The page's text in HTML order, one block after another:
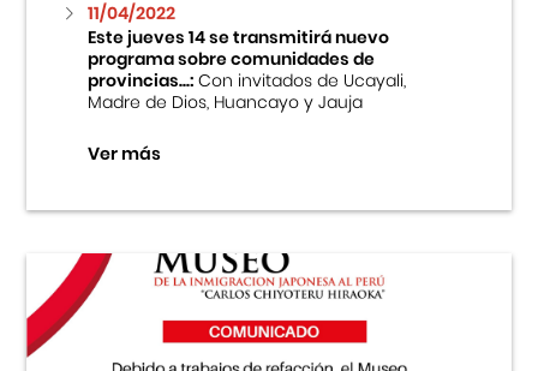
11/04/2022
Este jueves 14 se transmitirá nuevo
programa sobre comunidades de
provincias...:Con invitados de Ucayali,
Madre de Dios, Huancayo y Jauja
Ver más